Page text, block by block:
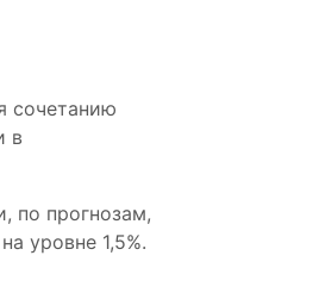
сочетанию
в
по прогнозам,
уровне 1,5%.